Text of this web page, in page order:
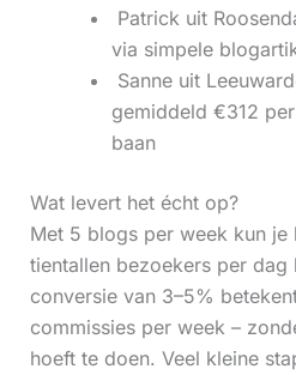
Patrick uit
via simpele
Sanne uit
gemiddeld €312
baan
Wat levert het écht op?
Met 5 blogs per week kun je
tientallen bezoekers per dag
conversie van 3–5%
commissies per week –
hoeft te doen. Veel kleine